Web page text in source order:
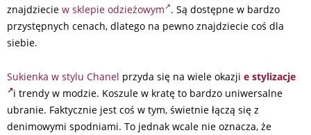
znajdziecie w sklepie odzieżowym . Są dostępne w bardzo
przystępnych cenach, dlatego na pewno znajdziecie coś dla
siebie.
Sukienka w stylu Chanel przyda się na wiele okazji e stylizacje
i trendy w modzie. Koszule w kratę to bardzo uniwersalne
ubranie. Faktycznie jest coś w tym, świetnie łączą się z
denimowymi spodniami. To jednak wcale nie oznacza, że